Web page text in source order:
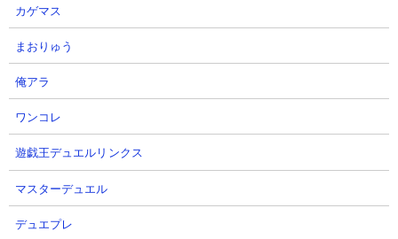
●ネコブリンキーCCの使い勝手
カゲマス
まおりゅう
俺アラ
ワンコレ
遊戯王デュエルリンクス
マスターデュエル
デュエプレ